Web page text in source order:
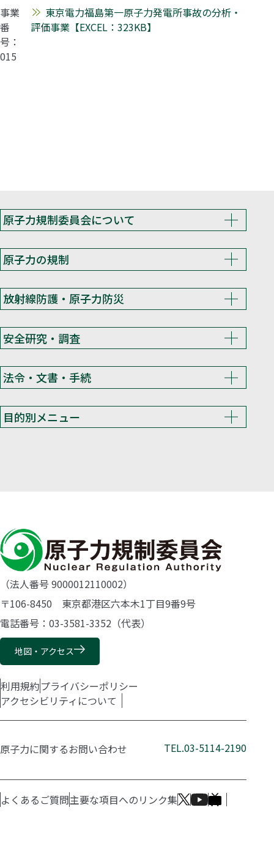
事業
番
号：
015
東京電力福島第一原子力発電所事故の分析・
評価事業【EXCEL：323KB】
原子力規制委員会について
原子力の規制
放射線防護・原子力防災
安全研究・調査
法令・文書・手続
目的別メニュー
（法人番号 9000012110002）
〒106-8450 東京都港区六本木1丁目9番9号
電話番号：03-3581-3352（代表）
地図・アクセス
利用規約プライバシーポリシー
アクセシビリティについて
原子力に関するお問い合わせ TEL.03-5114-2190
よくあるご質問主要な項目へのリンク集